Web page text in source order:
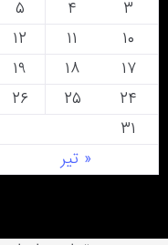
« تیر
۳
۴ ۵
۱۰
۱۱ ۱۲
۱۷
۱۸ ۱۹
۲۴
۲۵ ۲۶
۳۱